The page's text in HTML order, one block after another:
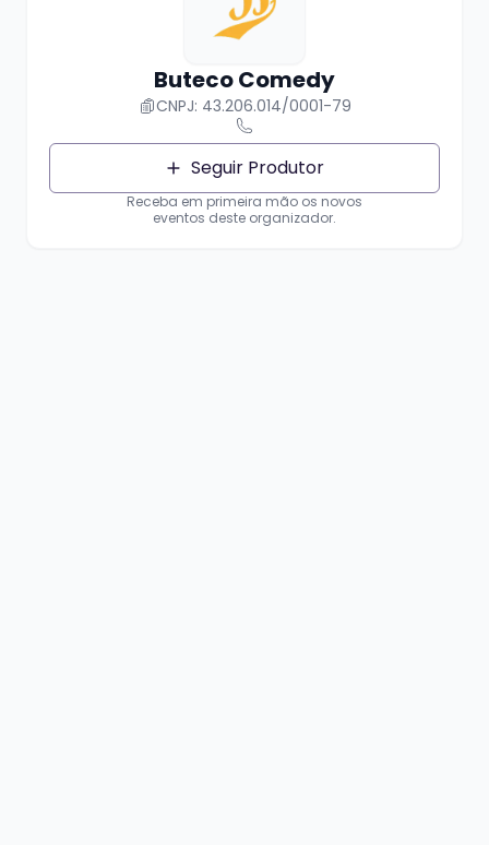
Buteco Comedy
CNPJ: 43.206.014/0001-79
Seguir Produtor
Receba em primeira mão os novos
eventos deste organizador.